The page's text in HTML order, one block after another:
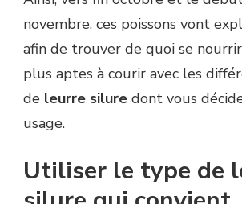
novembre, ces poissons vont
afin de trouver de quoi se
plus aptes à courir avec les
de leurre silure dont vous
usage.
Utiliser le type de